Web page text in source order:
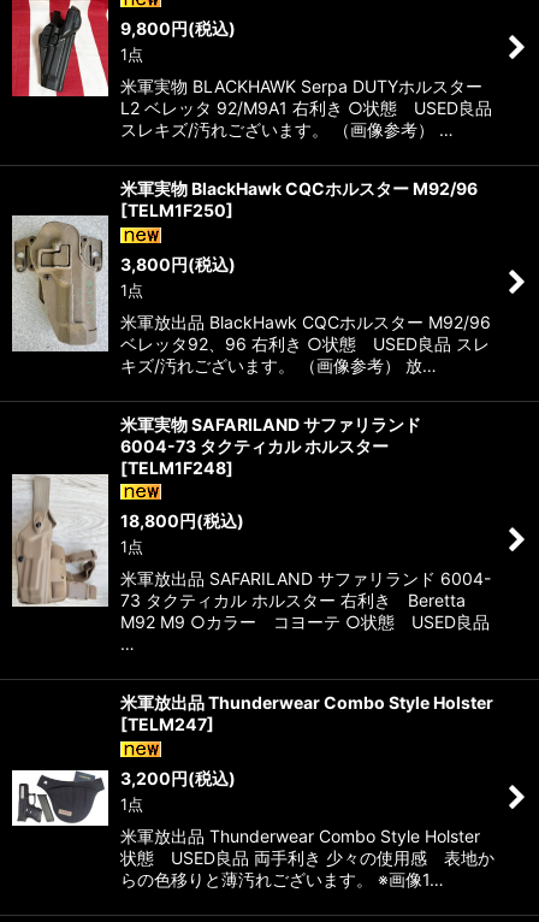
9,800円(税込)
1点
米軍実物 BLACKHAWK Serpa DUTYホルスター
L2 ベレッタ 92/M9A1 右利き ○状態 USED良品
スレキズ/汚れございます。 （画像参考） …
米軍実物 BlackHawk CQCホルスター M92/96
[TELM1F250]
3,800円(税込)
1点
米軍放出品 BlackHawk CQCホルスター M92/96
ベレッタ92、96 右利き ○状態 USED良品 スレ
キズ/汚れございます。 （画像参考） 放…
米軍実物 SAFARILAND サファリランド
6004-73 タクティカル ホルスター
[TELM1F248]
18,800円(税込)
1点
米軍放出品 SAFARILAND サファリランド 6004-
73 タクティカル ホルスター 右利き Beretta
M92 M9 ○カラー コヨーテ ○状態 USED良品
…
米軍放出品 Thunderwear Combo Style Holster
[TELM247]
3,200円(税込)
1点
米軍放出品 Thunderwear Combo Style Holster
状態 USED良品 両手利き 少々の使用感 表地か
らの色移りと薄汚れございます。 ※画像1…